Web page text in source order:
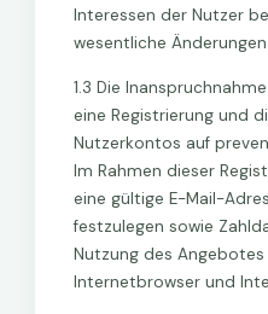
Interessen der Nutzer
wesentliche
1.3 Die
eine Registrierung und
Nutzerkontos auf
Im Rahmen dieser
eine gültige E-Mail-
festzulegen sowie
Nutzung des
Internetbrowser und